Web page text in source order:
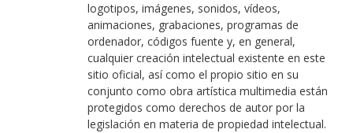
logotipos, imágenes, sonidos, vídeos,
animaciones, grabaciones, programas de
ordenador, códigos fuente y, en general,
cualquier creación intelectual existente en este
sitio oficial, así como el propio sitio en su
conjunto como obra artística multimedia están
protegidos como derechos de autor por la
legislación en materia de propiedad intelectual.